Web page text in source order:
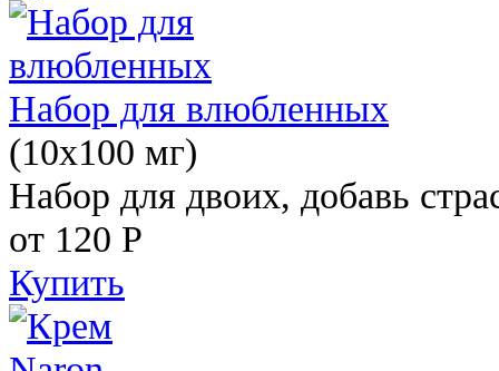
Набор для влюбленных
(10х100 мг)
Набор для двоих, добавь
от 120 Р
Купить